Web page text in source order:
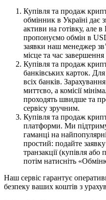
Купівля та продаж
обмінник в Україні дає
активи на готівку, але
пропонуємо обмін в
заявки наш менеджер
місце та час
Купівля та продаж
банківських карток.
всіх банків.
миттєво, а комісії
проходять швидше та
сервісу зручним.
Купівля та продаж
платформи. Ми
гаманці на
простий: подайте
транзакції (купівля
потім натисніть
Наш сервіс гарантує
безпеку ваших коштів з